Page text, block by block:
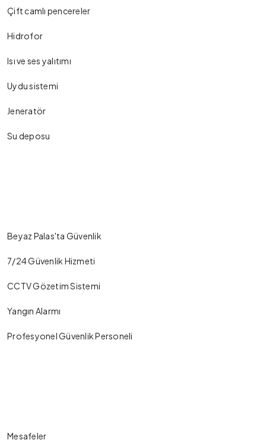
Çift camlı pencereler
Hidrofor
Isı ve ses yalıtımı
Uydu sistemi
Jeneratör
Su deposu
Beyaz Palas'ta Güvenlik
7/24 Güvenlik Hizmeti
CCTV Gözetim Sistemi
Yangın Alarmı
Profesyonel Güvenlik Personeli
Mesafeler